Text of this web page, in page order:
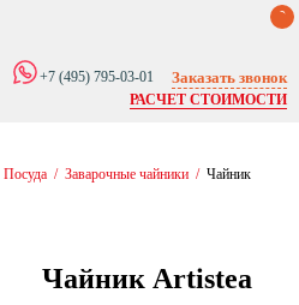
0
+7 (495) 795-03-01 Заказать звонок
РАСЧЕТ СТОИМОСТИ
Посуда / Заварочные чайники / Чайник
Чайник Artistea